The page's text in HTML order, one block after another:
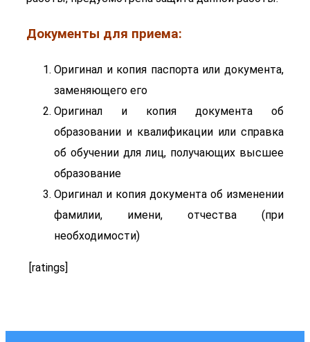
Документы для приема:
Оригинал и копия паспорта или документа,
заменяющего его
Оригинал и копия документа об
образовании и квалификации или справка
об обучении для лиц, получающих высшее
образование
Оригинал и копия документа об изменении
фамилии, имени, отчества (при
необходимости)
[ratings]